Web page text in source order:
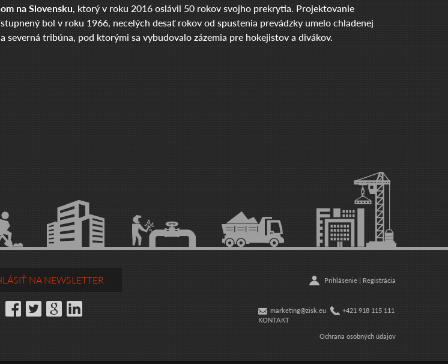
na Slovensku, ktorý v roku 2016 oslávil 50 rokov svojho prekrytia. Projektovanie
bol v roku 1966, necelých desať rokov od spustenia prevádzky umelo chladenej
tribúna, pod ktorými sa vybudovalo zázemia pre hokejistov a divákov.
NA NEWSLETTER Prihlásenie | Registrácia
marketing@zisk.eu
+421 918 115 111
KONTAKT
Ochrana osobných údajov